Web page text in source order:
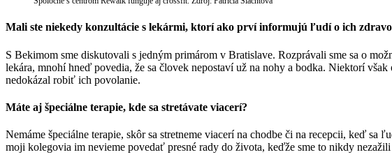
Mali ste niekedy konzultácie s lekármi, ktorí ako prví informujú ľudí o ich
S Bekimom sme diskutovali s jedným primárom v Bratislave. Rozprávali sme sa o
lekára, mnohí hneď povedia, že sa človek nepostaví už na nohy a bodka. Niektorí
nedokázal robiť ich povolanie.
Máte aj špeciálne terapie, kde sa stretávate viacerí?
Nemáme špeciálne terapie, skôr sa stretneme viacerí na chodbe či na recepcii, keď
moji kolegovia im nevieme povedať presné rady do života, keďže sme to nikdy